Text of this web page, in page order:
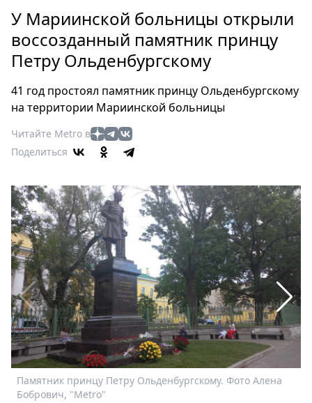
Россия
Мир
Здоровье
Туризм
Мода
Театр
Кино
Книги
Выставки
Пресс-
релизы
О
Metro
Стримы
Спецпроекты
Звезды
Выборы
2026
Скачай
У Мариинской больницы открыли
воссозданный памятник принцу
Петру Ольденбургскому
41 год простоял памятник принцу Ольденбургскому
на территории Мариинской больницы
Читайте Metro в
Поделиться
Памятник принцу Петру Ольденбургскому. Фото Алена
Бобрович, "Metro"